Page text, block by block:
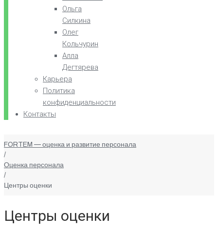
Ольга
Силкина
Олег
Кольчурин
Алла
Дегтярева
Карьера
Политика
конфиденциальности
Контакты
FORTEM — оценка и развитие персонала
/
Оценка персонала
/
Центры оценки
Центры оценки